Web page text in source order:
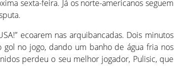
sexta-feira. Já os norte-americanos seguem
ecoarem nas arquibancadas. Dois minutos
no jogo, dando um banho de água fria nos
perdeu o seu melhor jogador, Pulisic, que